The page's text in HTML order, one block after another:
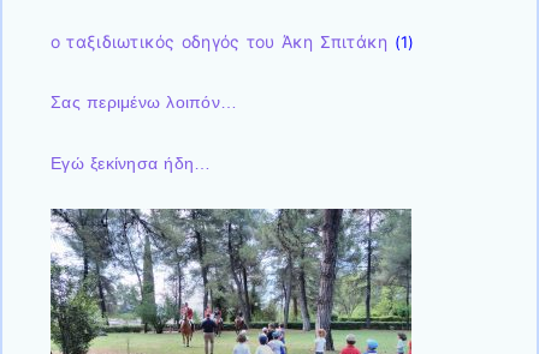
ο ταξιδιωτικός οδηγός του Άκη Σπιτάκη (1)
Σας περιμένω λοιπόν…
Εγώ ξεκίνησα ήδη…